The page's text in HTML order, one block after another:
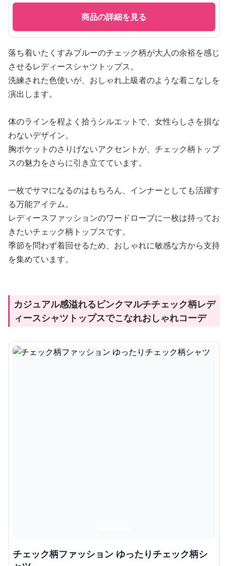
商品の詳細を見る
落ち着いたくすみブルーのチェック柄が大人の余裕を感じ
させるレディースシャツトップス。
洗練された色使いが、おしゃれ上級者のような着こなしを
演出します。
体のラインを程よく拾うシルエットで、女性らしさを損な
わないデザイン。
胸ポケットのさりげないアクセントが、チェック柄トップ
スの魅力をさらに引き立てています。
一枚でサマになるのはもちろん、インナーとしても活躍す
る万能アイテム。
レディースファッションのワードローブに一枚は持ってお
きたいチェック柄トップスです。
季節を問わず着回せるため、おしゃれに敏感な方から支持
を集めています。
カジュアル感溢れるピンクマルチチェック柄レデ
ィースシャツトップスでこなれおしゃれコーデ
チェック柄ファッション ゆったりチェック柄シ